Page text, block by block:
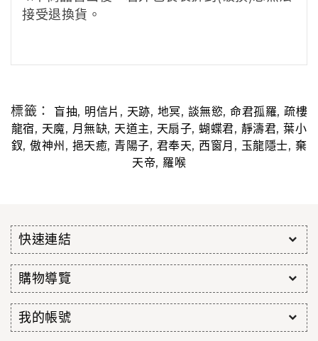
接受退換貨。
標籤： 盲抽, 明信片 , 天跡, 地冥, 談無慾, 命君孤羅, 疏樓
龍宿, 天魔, 月無缺, 天道主, 天扇子,蝴蝶君, 靜濤君,葉小
釵,傲神州 , 挹天癒, 青陽子, 君奉天, 西窗月 , 玉龍隱士, 棄
天帝, 羅喉
快速連結
購物導覽
我的帳號